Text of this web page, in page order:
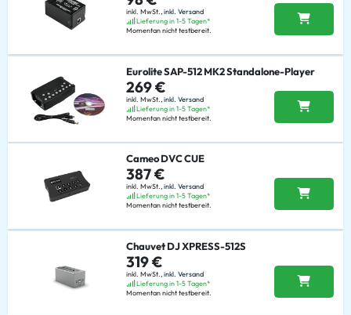
inkl. MwSt.,inkl. Versand
Lieferung in 1-5 Tagen*
Momentan nicht testbereit.
Eurolite SAP-512 MK2 Standalone-Player
269 €
inkl. MwSt., inkl. Versand
Lieferung in 1-5 Tagen*
Momentan nicht testbereit.
Cameo DVC CUE
387 €
inkl. MwSt., inkl. Versand
Lieferung in 1-5 Tagen*
Momentan nicht testbereit.
Chauvet DJ XPRESS-512S
319 €
inkl. MwSt., inkl. Versand
Lieferung in 1-5 Tagen*
Momentan nicht testbereit.